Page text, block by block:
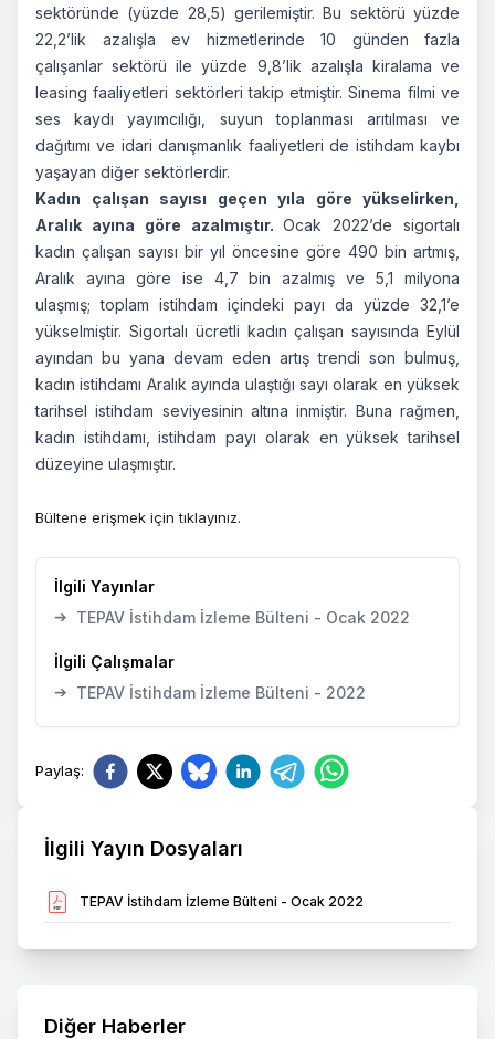
İlgili Yayın Dosyaları
TEPAV İstihdam İzleme Bülteni - Ocak 2022
Diğer Haberler
sektöründe (yüzde 28,5) gerilemiştir. Bu sektörü yüzde
22,2’lik azalışla ev hizmetlerinde 10 günden fazla
çalışanlar sektörü ile yüzde 9,8’lik azalışla kiralama ve
leasing faaliyetleri sektörleri takip etmiştir. Sinema filmi ve
ses kaydı yayımcılığı, suyun toplanması arıtılması ve
dağıtımı ve idari danışmanlık faaliyetleri de istihdam kaybı
yaşayan diğer sektörlerdir.
Kadın çalışan sayısı geçen yıla göre yükselirken,
Aralık ayına göre azalmıştır.Ocak 2022’de sigortalı
kadın çalışan sayısı bir yıl öncesine göre 490 bin artmış,
Aralık ayına göre ise 4,7 bin azalmış ve 5,1 milyona
ulaşmış; toplam istihdam içindeki payı da yüzde 32,1’e
yükselmiştir. Sigortalı ücretli kadın çalışan sayısında Eylül
ayından bu yana devam eden artış trendi son bulmuş,
kadın istihdamı Aralık ayında ulaştığı sayı olarak en yüksek
tarihsel istihdam seviyesinin altına inmiştir. Buna rağmen,
kadın istihdamı, istihdam payı olarak en yüksek tarihsel
düzeyine ulaşmıştır.
Bültene erişmek içintıklayınız.
İlgili Yayınlar
➔ TEPAV İstihdam İzleme Bülteni - Ocak 2022
İlgili Çalışmalar
➔ TEPAV İstihdam İzleme Bülteni - 2022
Paylaş: